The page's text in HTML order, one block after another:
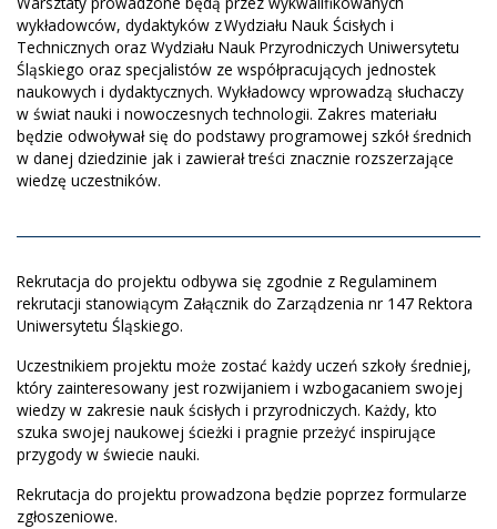
wykładowców, dydaktyków z Wydziału Nauk Ścisłych i
Technicznych oraz Wydziału Nauk Przyrodniczych Uniwersytetu
Śląskiego oraz specjalistów ze współpracujących jednostek
naukowych i dydaktycznych. Wykładowcy wprowadzą słuchaczy
w świat nauki i nowoczesnych technologii. Zakres materiału
będzie odwoływał się do podstawy programowej szkół średnich
w danej dziedzinie jak i zawierał treści znacznie rozszerzające
wiedzę uczestników.
Rekrutacja do projektu odbywa się zgodnie z Regulaminem
rekrutacji stanowiącym Załącznik do Zarządzenia nr 147 Rektora
Uniwersytetu Śląskiego.
Uczestnikiem projektu może zostać każdy uczeń szkoły średniej,
który zainteresowany jest rozwijaniem i wzbogacaniem swojej
wiedzy w zakresie nauk ścisłych i przyrodniczych. Każdy, kto
szuka swojej naukowej ścieżki i pragnie przeżyć inspirujące
przygody w świecie nauki.
Rekrutacja do projektu prowadzona będzie poprzez formularze
zgłoszeniowe.